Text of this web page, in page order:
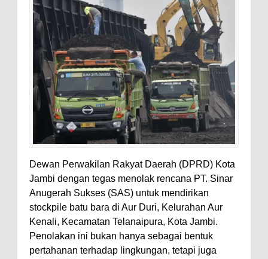
Dewan Perwakilan Rakyat Daerah (DPRD) Kota
Jambi dengan tegas menolak rencana PT. Sinar
Anugerah Sukses (SAS) untuk mendirikan
stockpile batu bara di Aur Duri, Kelurahan Aur
Kenali, Kecamatan Telanaipura, Kota Jambi.
Penolakan ini bukan hanya sebagai bentuk
pertahanan terhadap lingkungan, tetapi juga